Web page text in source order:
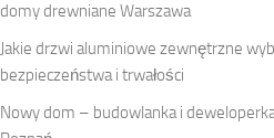
domy drewniane Warszawa
Jakie drzwi aluminiowe zewnętrzne
bezpieczeństwa i trwałości
Nowy dom – budowlanka i